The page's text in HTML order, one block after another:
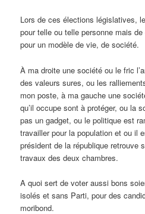
Lors de ces élections législatives,
pour telle ou telle personne mais
pour un modèle de vie, de société.
À ma droite une société ou le fric
des valeurs sures, ou les
mon poste, à ma gauche une
qu’il occupe sont à protéger, ou la
pas un gadget, ou le politique est
travailler pour la population et ou il
président de la république retrouve
travaux des deux chambres.
A quoi sert de voter aussi bons
isolés et sans Parti, pour des
moribond.